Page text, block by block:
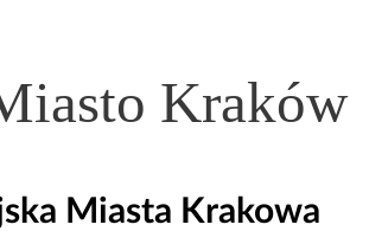
Kraków
Miasta Krakowa